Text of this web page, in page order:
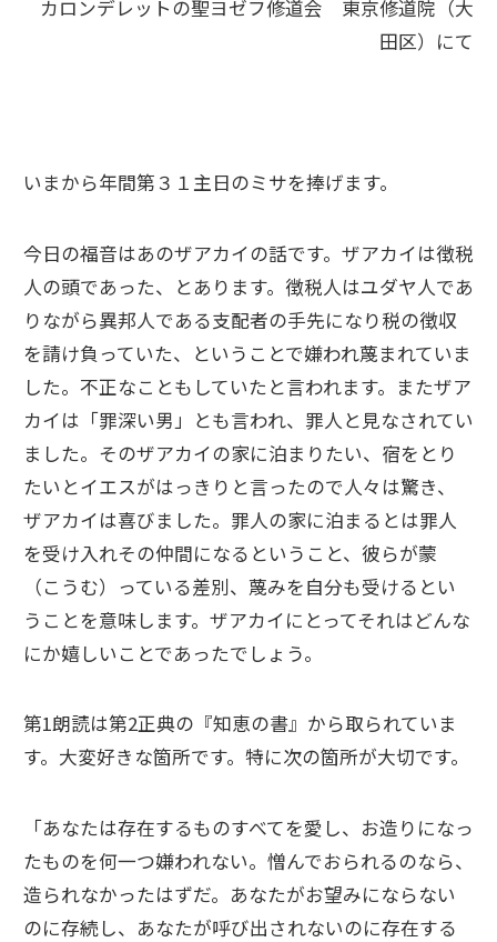
カロンデレットの聖ヨゼフ修道会 東京修道院（大
田区）にて
いまから年間第３１主日のミサを捧げます。
今日の福音はあのザアカイの話です。ザアカイは徴税
人の頭であった、とあります。徴税人はユダヤ人であ
りながら異邦人である支配者の手先になり税の徴収
を請け負っていた、ということで嫌われ蔑まれていま
した。不正なこともしていたと言われます。またザア
カイは「罪深い男」とも言われ、罪人と見なされてい
ました。そのザアカイの家に泊まりたい、宿をとり
たいとイエスがはっきりと言ったので人々は驚き、
ザアカイは喜びました。罪人の家に泊まるとは罪人
を受け入れその仲間になるということ、彼らが蒙
（こうむ）っている差別、蔑みを自分も受けるとい
うことを意味します。ザアカイにとってそれはどんな
にか嬉しいことであったでしょう。
第1朗読は第2正典の『知恵の書』から取られていま
す。大変好きな箇所です。特に次の箇所が大切です。
「あなたは存在するものすべてを愛し、お造りになっ
たものを何一つ嫌われない。憎んでおられるのなら、
造られなかったはずだ。あなたがお望みにならない
のに存続し、あなたが呼び出されないのに存在する